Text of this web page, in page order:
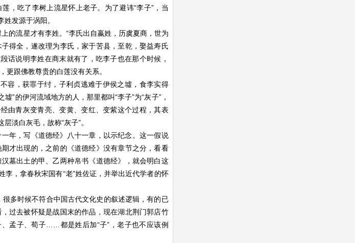
，吃了李树上流星怀上老子。为了避讳“李子”，当
姓发源于涡阳。
的流星才有李姓。 “李氏出自嬴姓，历虞夏商，世为
得全，遂改理为李氏，家于苦县，至乾，娶益寿氏
话说明李姓在商末就有了，吃李子也在那个时候，
更跟佛教尊贵的白莲没有关系。
容，获罪于纣，子利贞逃难于伊侯之墟，食李实得
”的伊河流域地方的人，那里都叫“李子”为“灰子”，
由青灰变青亮、变黄、变红、变紫这个过程，其表
淡白灰毛，故称“灰子”。
年，写《道德经》八十一章，以示纪念。这一假说
才出现的，之前的《道德经》没有章节之分，看看
墓出土的甲、乙两种帛书《道德经》，就会明白这
李，拿春秋宋国有“老”姓佐证，并举出近代学者的怀
多时候不符合中国古代文化史的叙述逻辑，有的已
过去被怀疑是战国末的作品，现在湖北荆门郭店竹
、孟子、荀子……都是姓后加“子”，老子也不应该例